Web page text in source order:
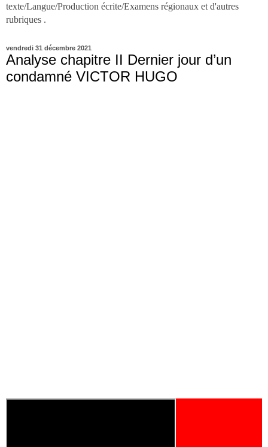
texte/Langue/Production écrite/Examens régionaux et d'autres
rubriques .
vendredi 31 décembre 2021
Analyse chapitre II Dernier jour d’un
condamné VICTOR HUGO